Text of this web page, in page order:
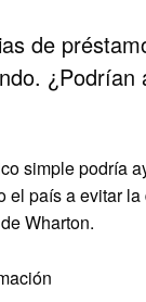
de
¿Podrían
simple podría
el país a evitar
Wharton.